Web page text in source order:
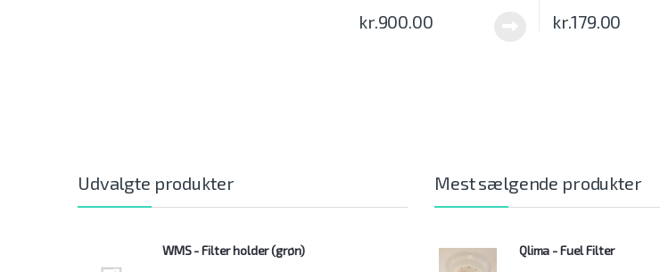
kr.900.00 kr.179.00
Udvalgte produkter
WMS - Filter holder (grøn)
Mest sælgende produkter
Qlima - Fuel Filter